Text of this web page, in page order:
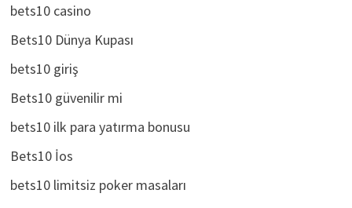
bets10 casino
Bets10 Dünya Kupası
bets10 giriş
Bets10 güvenilir mi
bets10 ilk para yatırma bonusu
Bets10 İos
bets10 limitsiz poker masaları